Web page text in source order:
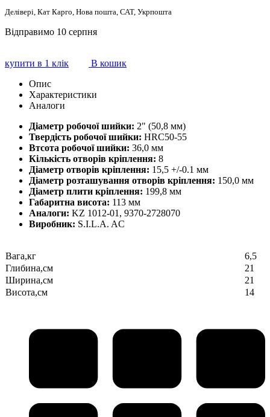
Делівері, Кат Карго, Нова пошта, САТ, Укрпошта
Відправимо 10 серпня
купити в 1 клік
В кошик
Опис
Характеристики
Аналоги
Діаметр робочої шийки: 2" (50,8 мм)
Твердість робочої шийки: HRC50-55
Втсота робочої шийки: 36,0 мм
Кількість отворів кріплення: 8
Діаметр отворів кріплення: 15,5 +/-0.1 мм
Діаметр розташування отворів кріплення: 150,0 мм
Діаметр плити кріплення: 199,8 мм
Габаритна висота: 113 мм
Аналоги: KZ 1012-01, 9370-2728070
Виробник: S.I.L.A. AC
Вага,кг
6,5
Глибина,см
21
Ширина,см
21
Висота,см
14